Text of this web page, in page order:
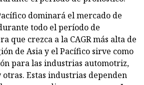
dominará el mercado de
todo el período de
que crezca a la CAGR más alta de
de Asia y el Pacífico sirve como
para las industrias automotriz,
Estas industrias dependen